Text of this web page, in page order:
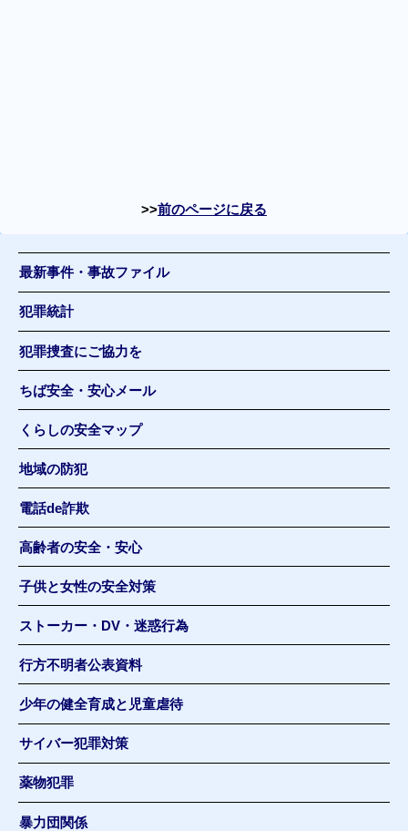
前のページに戻る
最新事件・事故ファイル
犯罪統計
犯罪捜査にご協力を
ちば安全・安心メール
くらしの安全マップ
地域の防犯
電話de詐欺
高齢者の安全・安心
子供と女性の安全対策
ストーカー・DV・迷惑行為
行方不明者公表資料
少年の健全育成と児童虐待
サイバー犯罪対策
薬物犯罪
暴力団関係